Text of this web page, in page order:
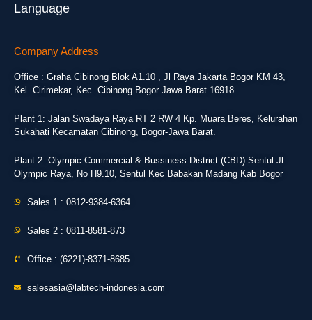
Language
Company Address
Office : Graha Cibinong Blok A1.10 , Jl Raya Jakarta Bogor KM 43,
Kel. Cirimekar, Kec. Cibinong Bogor Jawa Barat 16918.
Plant 1: Jalan Swadaya Raya RT 2 RW 4 Kp. Muara Beres, Kelurahan
Sukahati Kecamatan Cibinong, Bogor-Jawa Barat.
Plant 2: Olympic Commercial & Bussiness District (CBD) Sentul Jl.
Olympic Raya, No H9.10, Sentul Kec Babakan Madang Kab Bogor
Sales 1 : 0812-9384-6364
Sales 2 : 0811-8581-873
Office : (6221)-8371-8685
salesasia@labtech-indonesia.com